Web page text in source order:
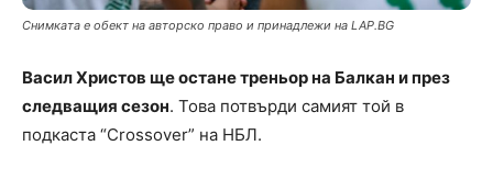
Снимката е обект на авторско право и принадлежи на LAP.BG
Васил Христов ще остане треньор на Балкан и през
следващия сезон. Това потвърди самият той в
подкаста “Crossover” на НБЛ.